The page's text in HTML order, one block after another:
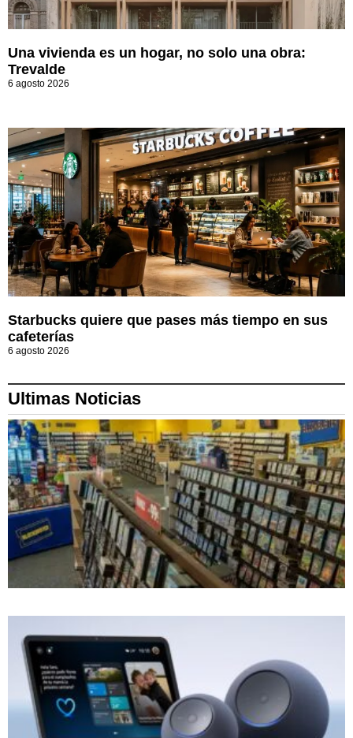
Una vivienda es un hogar, no solo una obra:
Trevalde
6 agosto 2026
Starbucks quiere que pases más tiempo en sus
cafeterías
6 agosto 2026
Ultimas Noticias